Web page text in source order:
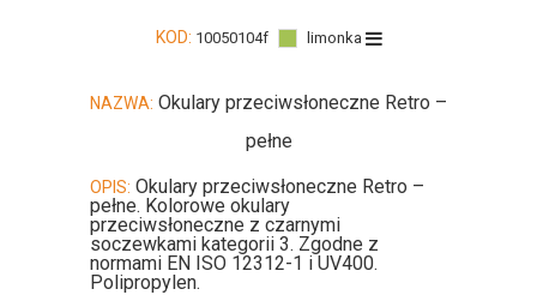
KOD: 10050104f limonka
NAZWA: Okulary przeciwsłoneczne Retro –
pełne
OPIS: Okulary przeciwsłoneczne Retro –
pełne. Kolorowe okulary
przeciwsłoneczne z czarnymi
soczewkami kategorii 3. Zgodne z
normami EN ISO 12312-1 i UV400.
Polipropylen.